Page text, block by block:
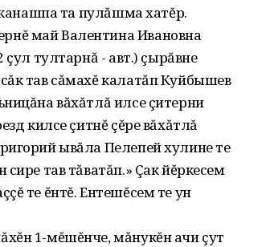
та пулăшма хатĕр.
май Валентина Ивановна
çул тултарнă - авт.) çырăвне
тав сăмахĕ калатăп Куйбышев
вăхăтлă илсе çитерни
килсе çитнĕ çĕре вăхăтлă
ывăла Пелепей хулине те
тав тăватăп.» Çак йĕркесем
те ĕнтĕ. Ентешĕсем те ун
1-мĕшĕнче, мăнукĕн ачи çут